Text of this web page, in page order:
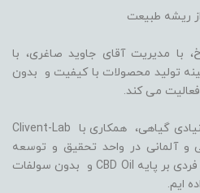
ریشه طبیعت
مدیریت آقای جاوید صاغری، با
تولید محصولات با کیفیت و بدون
می کند.
ما با بهره گیری از سلول های بنیادی گیاهی، همکاری با Clivent-Lab
و آلمانی در واحد تحقیق و توسعه
(R&D)، فرمولاسیون منحصر به فردی بر پایه CBD Oil و بدون سولفات
ایم.